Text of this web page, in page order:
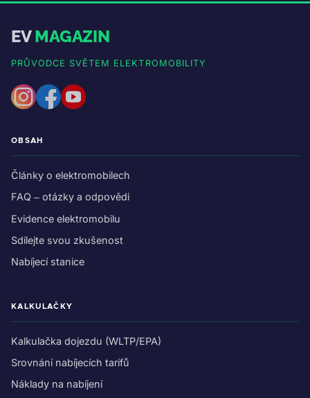
EVMAGAZIN
PRŮVODCE SVĚTEM ELEKTROMOBILITY
OBSAH
Články o elektromobilech
FAQ – otázky a odpovědi
Evidence elektromobilu
Sdílejte svou zkušenost
Nabíjecí stanice
KALKULAČKY
Kalkulačka dojezdu (WLTP/EPA)
Srovnání nabíjecích tarifů
Náklady na nabíjení